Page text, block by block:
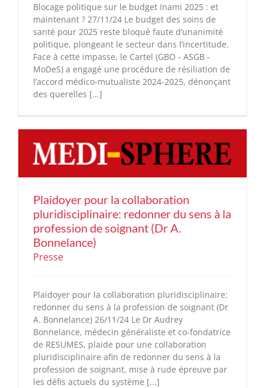
Blocage politique sur le budget Inami 2025 : et
maintenant ? 27/11/24 Le budget des soins de
santé pour 2025 reste bloqué faute d’unanimité
politique, plongeant le secteur dans l’incertitude.
Face à cette impasse, le Cartel (GBO - ASGB -
MoDeS) a engagé une procédure de résiliation de
l’accord médico-mutualiste 2024-2025, dénonçant
des querelles [...]
Plaidoyer pour la collaboration
pluridisciplinaire: redonner du sens à la
profession de soignant (Dr A.
Bonnelance)
Presse
Plaidoyer pour la collaboration pluridisciplinaire:
redonner du sens à la profession de soignant (Dr
A. Bonnelance) 26/11/24 Le Dr Audrey
Bonnelance, médecin généraliste et co-fondatrice
de RESUMES, plaide pour une collaboration
pluridisciplinaire afin de redonner du sens à la
profession de soignant, mise à rude épreuve par
les défis actuels du système [...]